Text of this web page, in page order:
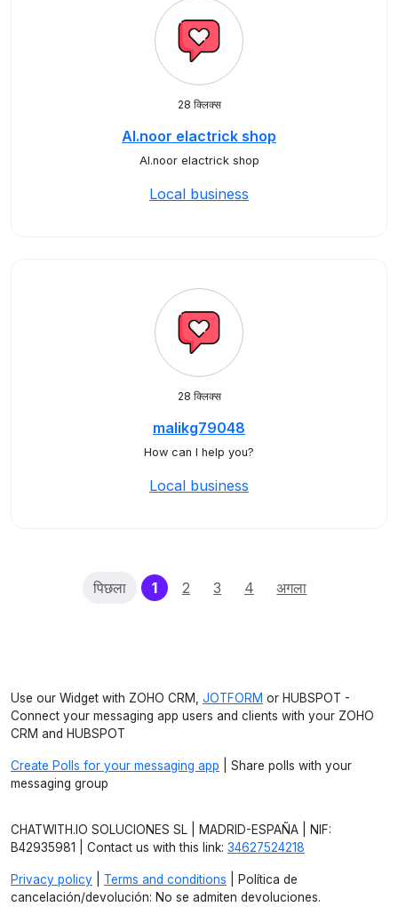
28 क्लिक्स
Al.noor elactrick shop
Al.noor elactrick shop
Local business
28 क्लिक्स
malikg79048
How can I help you?
Local business
पिछला 1(current)
2 3 4 अगला
Use our Widget with ZOHO CRM, JOTFORM or HUBSPOT -
Connect your messaging app users and clients with your ZOHO
CRM and HUBSPOT
Create Polls for your messaging app | Share polls with your
messaging group
CHATWITH.IO SOLUCIONES SL | MADRID-ESPAÑA | NIF:
B42935981 | Contact us with this link: 34627524218
Privacy policy Terms and conditions | Política de
cancelación/devolución: No se admiten devoluciones.